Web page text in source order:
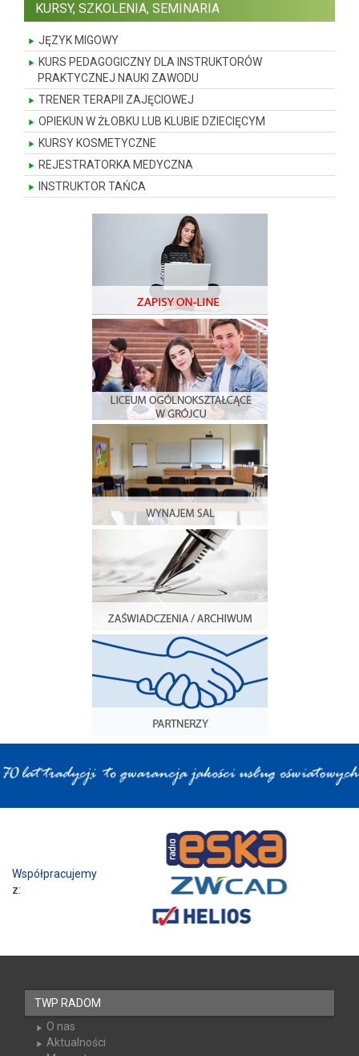
KURSY, SZKOLENIA, SEMINARIA
JĘZYK MIGOWY
KURS PEDAGOGICZNY DLA INSTRUKTORÓW
PRAKTYCZNEJ NAUKI ZAWODU
TRENER TERAPII ZAJĘCIOWEJ
OPIEKUN W ŻŁOBKU LUB KLUBIE DZIECIĘCYM
KURSY KOSMETYCZNE
REJESTRATORKA MEDYCZNA
INSTRUKTOR TAŃCA
Współpracujemy z:
TWP RADOM
O nas
Aktualności